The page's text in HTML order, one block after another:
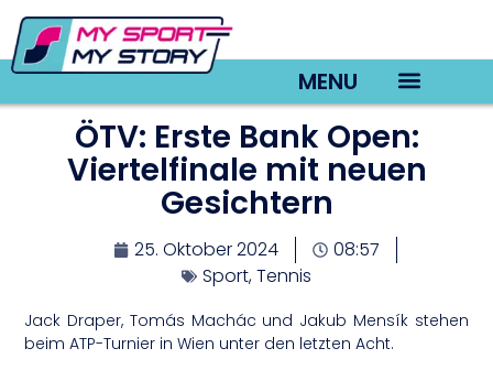
MENU
ÖTV: Erste Bank Open:
Viertelfinale mit neuen
Gesichtern
25. Oktober 2024
08:57
Sport,Tennis
Jack Draper, Tomás Machác und Jakub Mensík stehen
beim ATP-Turnier in Wien unter den letzten Acht.